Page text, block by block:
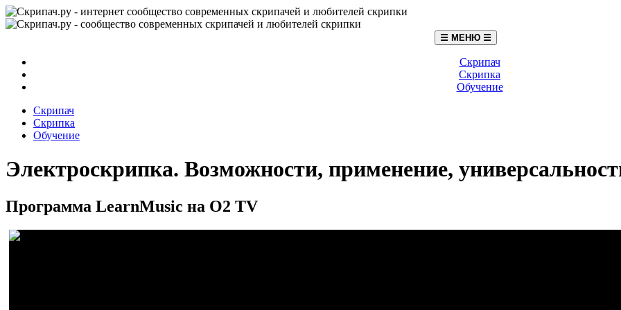
☰ МЕНЮ ☰
Скрипач
Скрипка
Обучение
Скрипач
Скрипка
Обучение
Электроскрипка. Возможности, применение,
Программа LearnMusic на О2 TV